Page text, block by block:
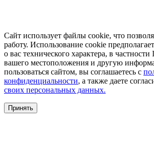
Сайт использует файлы cookie, что
работу. Использование cookie
о вас технического характера, в частности
вашего местоположения и другую
пользоваться сайтом, вы соглашаетесь с
конфиденциальности, а также даете
своих персональных данных.
Принять